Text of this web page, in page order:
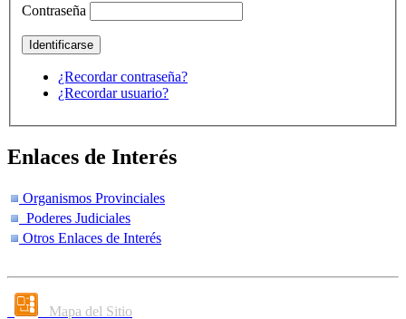
Contraseña
¿Recordar contraseña?
¿Recordar usuario?
Enlaces de Interés
Organismos Provinciales
Poderes Judiciales
Otros Enlaces de Interés
Mapa del Sitio